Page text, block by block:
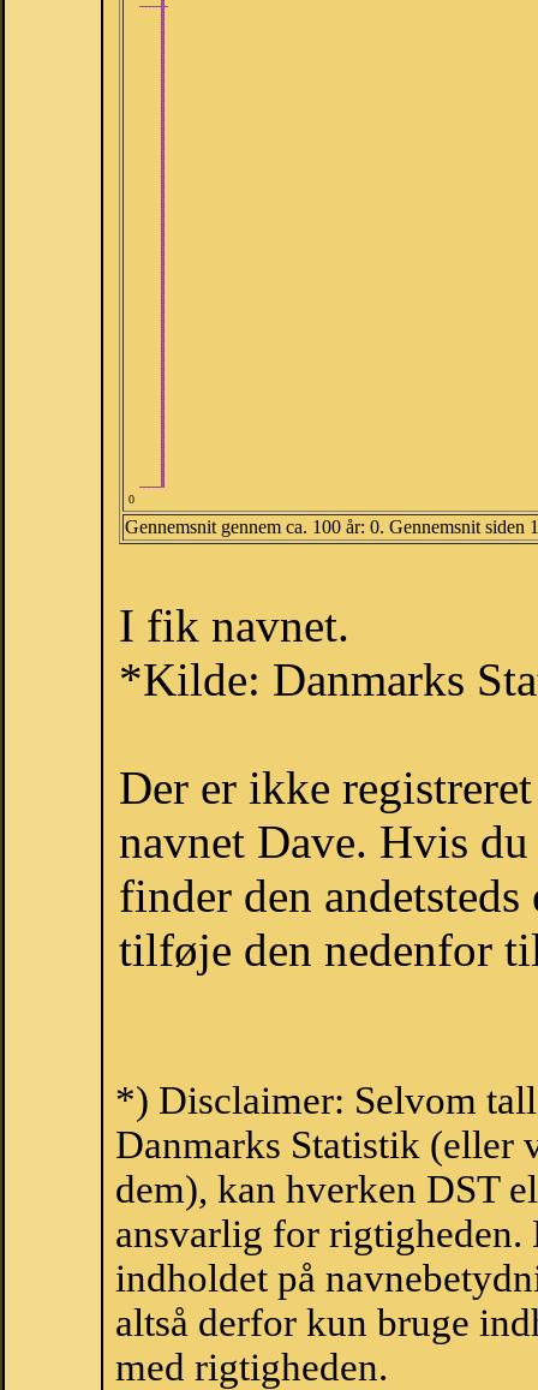
0
Gennemsnit gennem ca. 100 år: 0. Gennemsnit siden
I fik navnet.
*Kilde: Danmarks
Der er ikke
navnet Dave. Hvis
finder den
tilføje den nedenfor
*) Disclaimer: Selvom
Danmarks Statistik (eller
dem), kan hverken DST
ansvarlig for
indholdet på
altså derfor kun bruge
med rigtigheden.